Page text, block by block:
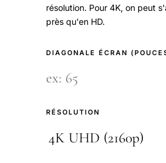
résolution. Pour 4K, on peut
près qu'en HD.
DIAGONALE ÉCRAN
RÉSOLUTION